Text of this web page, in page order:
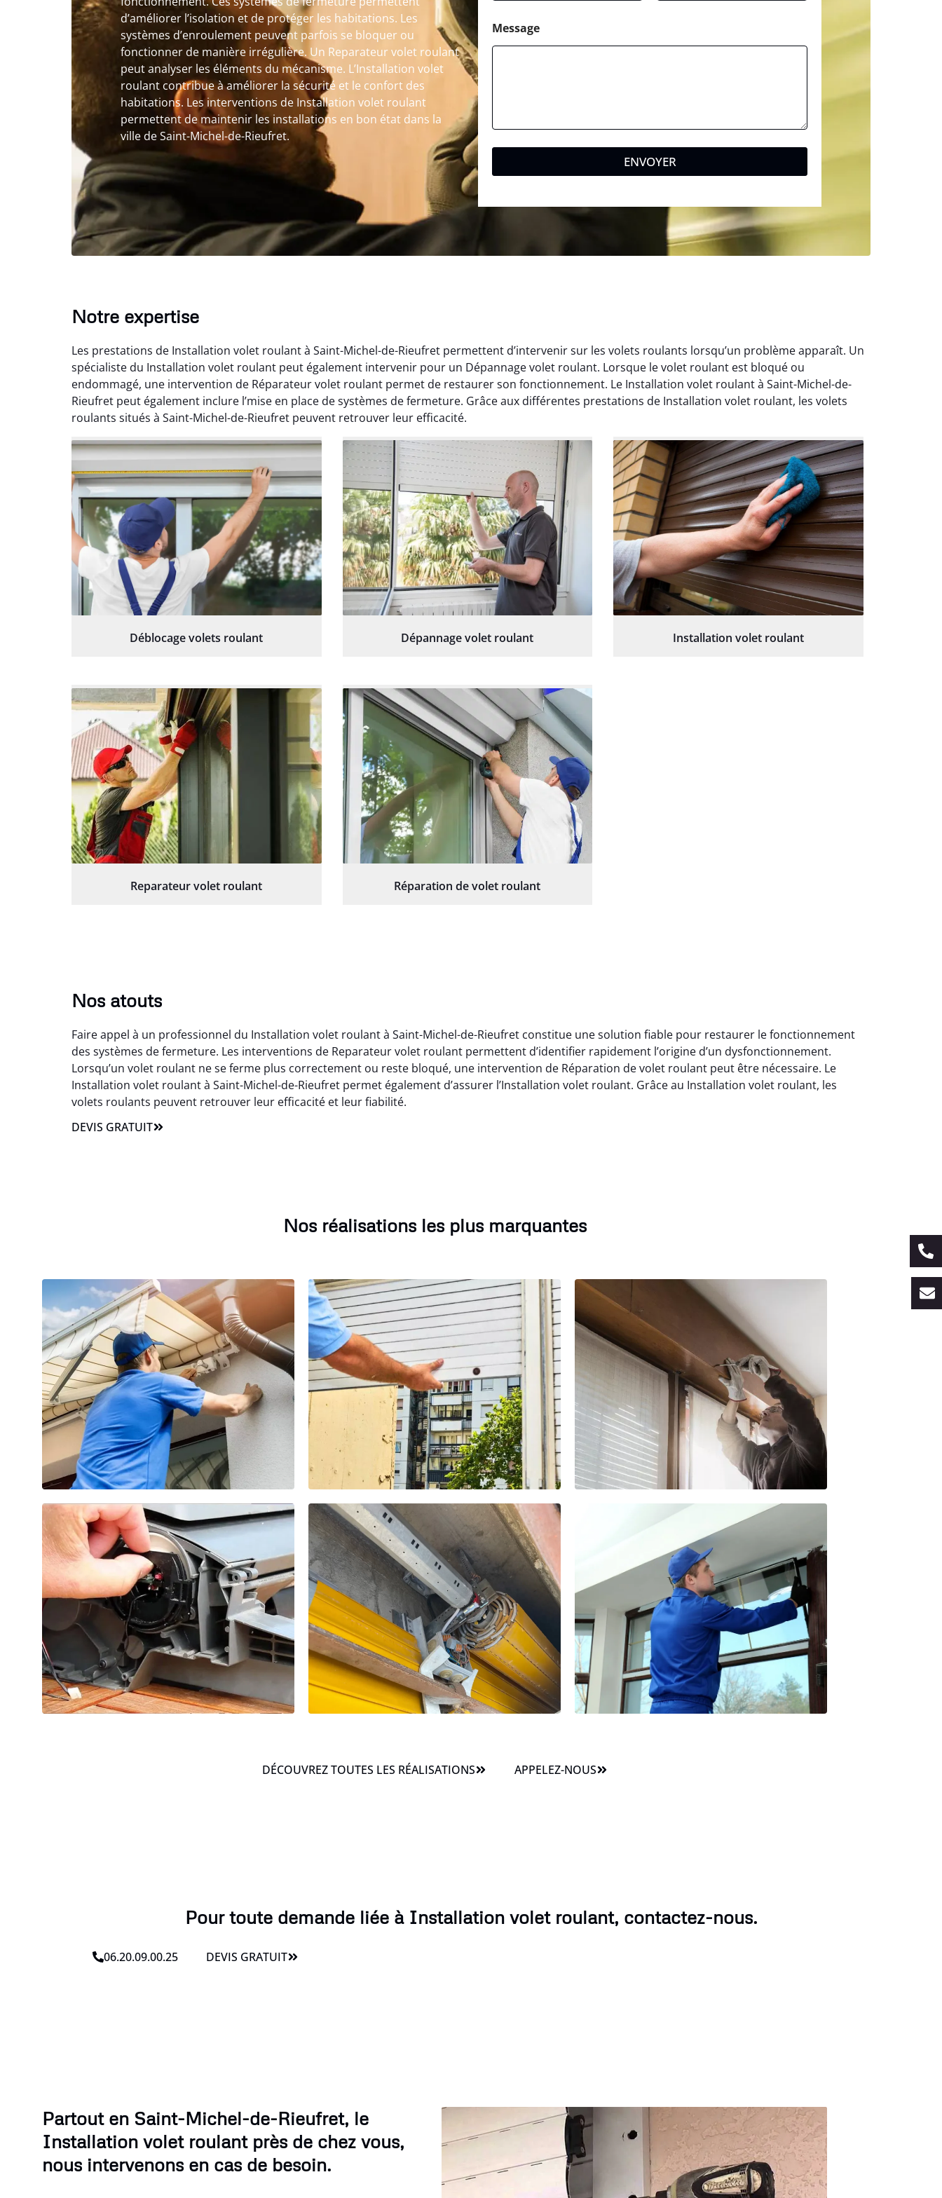
d’améliorer l’isolation et de protéger les habitations. Les
systèmes d’enroulement peuvent parfois se bloquer ou
fonctionner de manière irrégulière. Un Reparateur volet roulant
peut analyser les éléments du mécanisme. L’Installation volet
roulant contribue à améliorer la sécurité et le confort des
habitations. Les interventions de Installation volet roulant
permettent de maintenir les installations en bon état dans la
ville de Saint-Michel-de-Rieufret.
Message
ENVOYER
Notre expertise
Les prestations de Installation volet roulant à Saint-Michel-de-Rieufret permettent d’intervenir sur les volets roulants lorsqu’un problème apparaît. Un
spécialiste du Installation volet roulant peut également intervenir pour un Dépannage volet roulant. Lorsque le volet roulant est bloqué ou
endommagé, une intervention de Réparateur volet roulant permet de restaurer son fonctionnement. Le Installation volet roulant à Saint-Michel-de-
Rieufret peut également inclure l’mise en place de systèmes de fermeture. Grâce aux différentes prestations de Installation volet roulant, les volets
roulants situés à Saint-Michel-de-Rieufret peuvent retrouver leur efficacité.
Déblocage volets roulant Dépannage volet roulant Installation volet roulant
Reparateur volet roulant Réparation de volet roulant
Nos atouts
Faire appel à un professionnel du Installation volet roulant à Saint-Michel-de-Rieufret constitue une solution fiable pour restaurer le fonctionnement
des systèmes de fermeture. Les interventions de Reparateur volet roulant permettent d’identifier rapidement l’origine d’un dysfonctionnement.
Lorsqu’un volet roulant ne se ferme plus correctement ou reste bloqué, une intervention de Réparation de volet roulant peut être nécessaire. Le
Installation volet roulant à Saint-Michel-de-Rieufret permet également d’assurer l’Installation volet roulant. Grâce au Installation volet roulant, les
volets roulants peuvent retrouver leur efficacité et leur fiabilité.
DEVIS GRATUIT
Nos réalisations les plus marquantes
DÉCOUVREZ TOUTES LES RÉALISATIONS APPELEZ-NOUS
Pour toute demande liée à Installation volet roulant, contactez-nous.
06.20.09.00.25 DEVIS GRATUIT
Partout en Saint-Michel-de-Rieufret, le
Installation volet roulant près de chez vous,
nous intervenons en cas de besoin.